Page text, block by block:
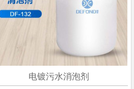
电镀污水消泡剂